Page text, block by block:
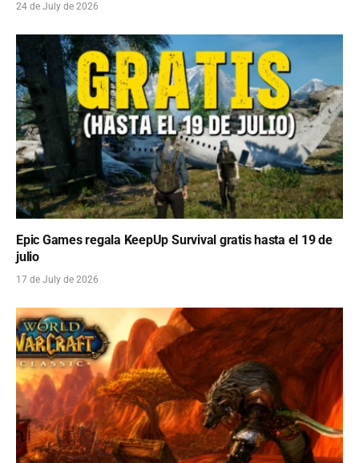
24 de July de 2026
Epic Games regala KeepUp Survival gratis hasta el 19 de
julio
17 de July de 2026